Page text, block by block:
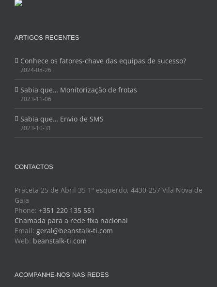
ARTIGOS RECENTES
Conhece os fatores-chave das equipas de sucesso?
2024-08-26
Sabia que… Monitorização de frotas
2023-11-06
Sabia que… Envio de SMS
2023-10-31
CONTACTOS
Praceta 25 de Abril 35 1º esquerdo, 4430-257 Vila Nova de
Gaia
Phone: +351 220 135 551
Chamada para a rede fixa nacional
Email: geral@beanstalk-ti.com
Web: beanstalk-ti.com
ACOMPANHE-NOS NAS REDES